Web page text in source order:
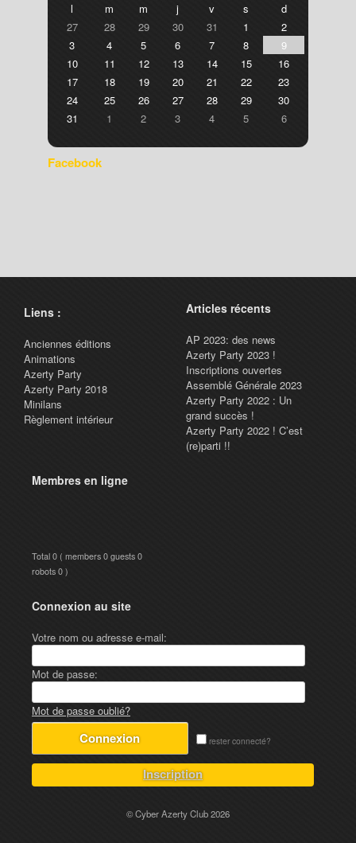
l m m j v s
d
27
28 29 30 31 1
2
3
4 5 6 7 8
9
10
11 12 13 14 15
16
17
18 19 20 21 22
23
24
25 26 27 28 29
30
31
1 2 3 4 5 6
Facebook
Liens :
Anciennes éditions
Animations
Azerty Party
Azerty Party 2018
Minilans
Règlement intérieur
Articles récents
AP 2023: des news
Azerty Party 2023 !
Inscriptions ouvertes
Assemblé Générale 2023
Azerty Party 2022 : Un
grand succès !
Azerty Party 2022 ! C’est
(re)parti !!
Membres en ligne
Total 0 ( members 0 guests 0
robots 0 )
Connexion au site
Votre nom ou adresse e-mail:
Mot de passe:
Mot de passe oublié?
rester connecté?
Inscription
© Cyber Azerty Club 2026